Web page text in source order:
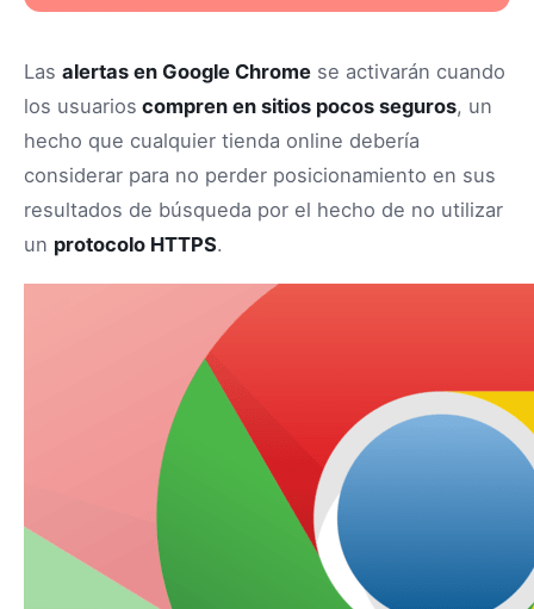
Las alertas en Google Chrome se activarán cuando
los usuarios compren en sitios pocos seguros, un
hecho que cualquier tienda online debería
considerar para no perder posicionamiento en sus
resultados de búsqueda por el hecho de no utilizar
un protocolo HTTPS.